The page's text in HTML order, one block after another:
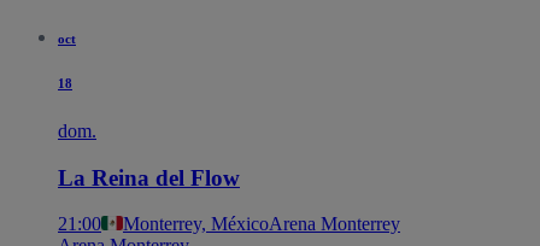
oct
18
dom.
La Reina del Flow
21:00 Monterrey, MéxicoArena Monterrey